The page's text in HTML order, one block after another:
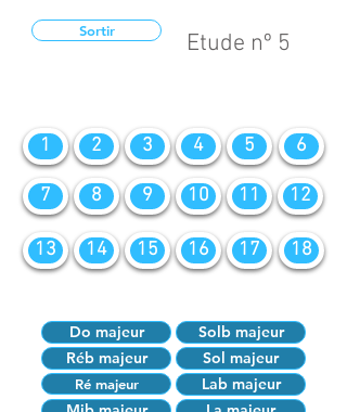
Sortir Etude nº 5
1 2 3 4 5 6
7 8 9 10 11 12
13 14 15 16 17 18
Do majeur
Solb majeur
Réb majeur
Sol majeur
Ré majeur
Lab majeur